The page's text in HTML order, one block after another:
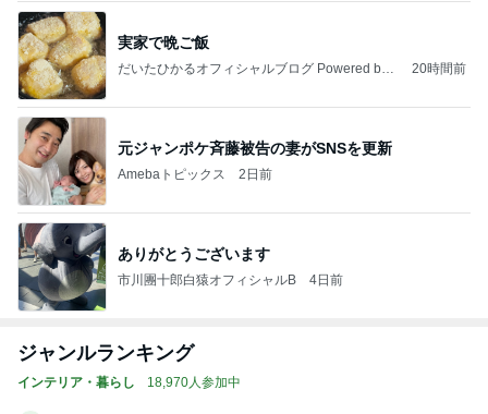
実家で晩ご飯
だいたひかるオフィシャルブログ Powered by
20時間前
元ジャンポケ斉藤被告の妻がSNSを更新
Amebaトピックス 2日前
ありがとうございます
市川團十郎白猿オフィシャルB 4日前
ジャンルランキング
インテリア・暮らし 18,970人参加中